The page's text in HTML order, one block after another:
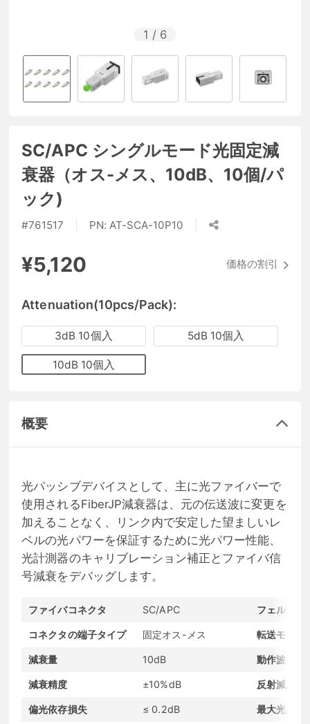
1 / 6
SC/APC シングルモード光固定減
衰器（オス-メス、10dB、10個/パ
ック)
#761517 PN: AT-SCA-10P10
¥5,120 価格の割引
Attenuation(10pcs/Pack):
3dB 10個入 5dB 10個入
10dB 10個入
概要
光パッシブデバイスとして、主に光ファイバーで
使用されるFiberJP減衰器は、元の伝送波に変更を
加えることなく、リンク内で安定した望ましいレ
ベルの光パワーを保証するために光パワー性能、
光計測器のキャリブレーション補正とファイバ信
号減衰をデバッグします。
ファイバコネクタ SC/APC フェルール
コネクタの端子タイプ 固定オス-メス 転送モード
減衰量 10dB 動作波長（
減衰精度 ±10%dB 反射減衰量
偏光依存損失 ≤ 0.2dB 最大光入力